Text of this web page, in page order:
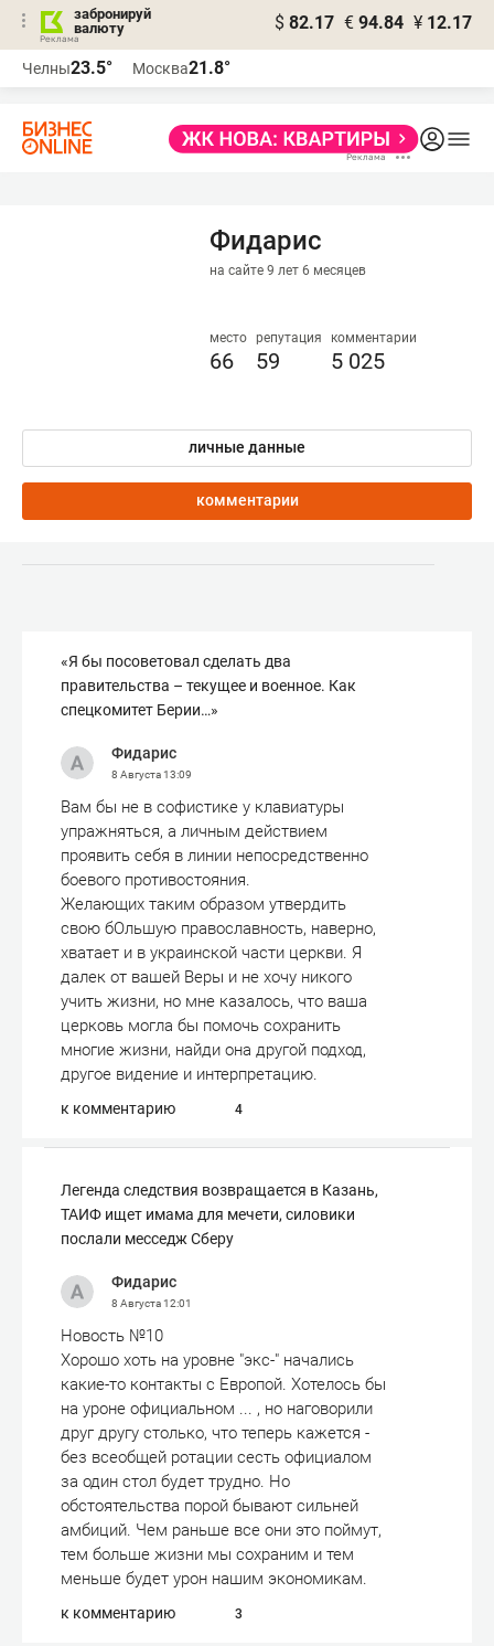
забронируй
валюту
$ 82.17 € 94.84 ¥ 12.17
Челны23.5° Москва21.8°
Фидарис
на сайте 9 лет 6 месяцев
место
66
репутация
59
комментарии
5 025
личные данные
комментарии
«Я бы посоветовал сделать два
правительства – текущее и военное. Как
спецкомитет Берии…»
Фидарис
8 Августа13:09
Вам бы не в софистике у клавиатуры
упражняться, а личным действием
проявить себя в линии непосредственно
боевого противостояния.
Желающих таким образом утвердить
свою бОльшую православность, наверно,
хватает и в украинской части церкви. Я
далек от вашей Веры и не хочу никого
учить жизни, но мне казалось, что ваша
церковь могла бы помочь сохранить
многие жизни, найди она другой подход,
другое видение и интерпретацию.
к комментарию 4
Легенда следствия возвращается в Казань,
ТАИФ ищет имама для мечети, силовики
послали месседж Сберу
Фидарис
8 Августа12:01
Новость №10
Хорошо хоть на уровне "экс-" начались
какие-то контакты с Европой. Хотелось бы
на уроне официальном ... , но наговорили
друг другу столько, что теперь кажется -
без всеобщей ротации сесть официалом
за один стол будет трудно. Но
обстоятельства порой бывают сильней
амбиций. Чем раньше все они это поймут,
тем больше жизни мы сохраним и тем
меньше будет урон нашим экономикам.
к комментарию 3